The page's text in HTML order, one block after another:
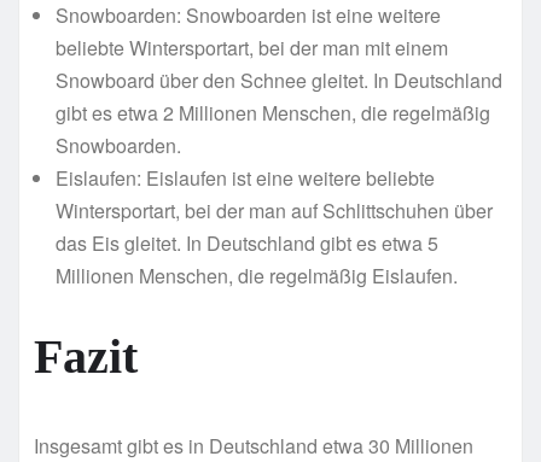
Snowboarden: Snowboarden ist eine weitere
beliebte Wintersportart, bei der man mit einem
Snowboard über den Schnee gleitet. In Deutschland
gibt es etwa 2 Millionen Menschen, die regelmäßig
Snowboarden.
Eislaufen: Eislaufen ist eine weitere beliebte
Wintersportart, bei der man auf Schlittschuhen über
das Eis gleitet. In Deutschland gibt es etwa 5
Millionen Menschen, die regelmäßig Eislaufen.
Fazit
Insgesamt gibt es in Deutschland etwa 30 Millionen